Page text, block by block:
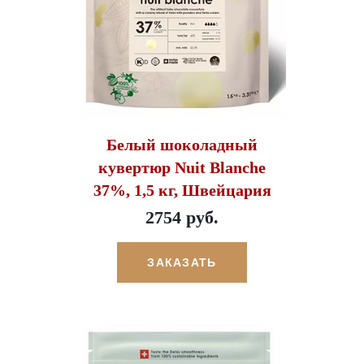
Белый шоколадный
кувертюр Nuit Blanche
37%, 1,5 кг, Швейцария
2754 руб.
ЗАКАЗАТЬ